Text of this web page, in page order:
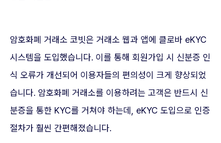
암호화폐 거래소 코빗은 거래소 웹과 앱에 클로바 eKYC
시스템을 도입했습니다. 이를 통해 회원가입 시 신분증 인
식 오류가 개선되어 이용자들의 편의성이 크게 향상되었
습니다. 암호화폐 거래소를 이용하려는 고객은 반드시 신
분증을 통한 KYC를 거쳐야 하는데, eKYC 도입으로 인증
절차가 훨씬 간편해졌습니다.